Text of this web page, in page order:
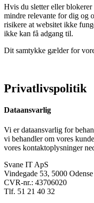
Hvis du sletter eller
mindre relevante for dig og
risikere at websitet ikke
ikke kan få adgang til.
Dit samtykke gælder for
Privatlivspolitik
Dataansvarlig
Vi er dataansvarlig for
vi behandler om vores
vores kontaktoplysninger
Svane IT ApS
Vindegade 53, 5000
CVR-nr.: 43706020
Tlf. 51 21 40 32